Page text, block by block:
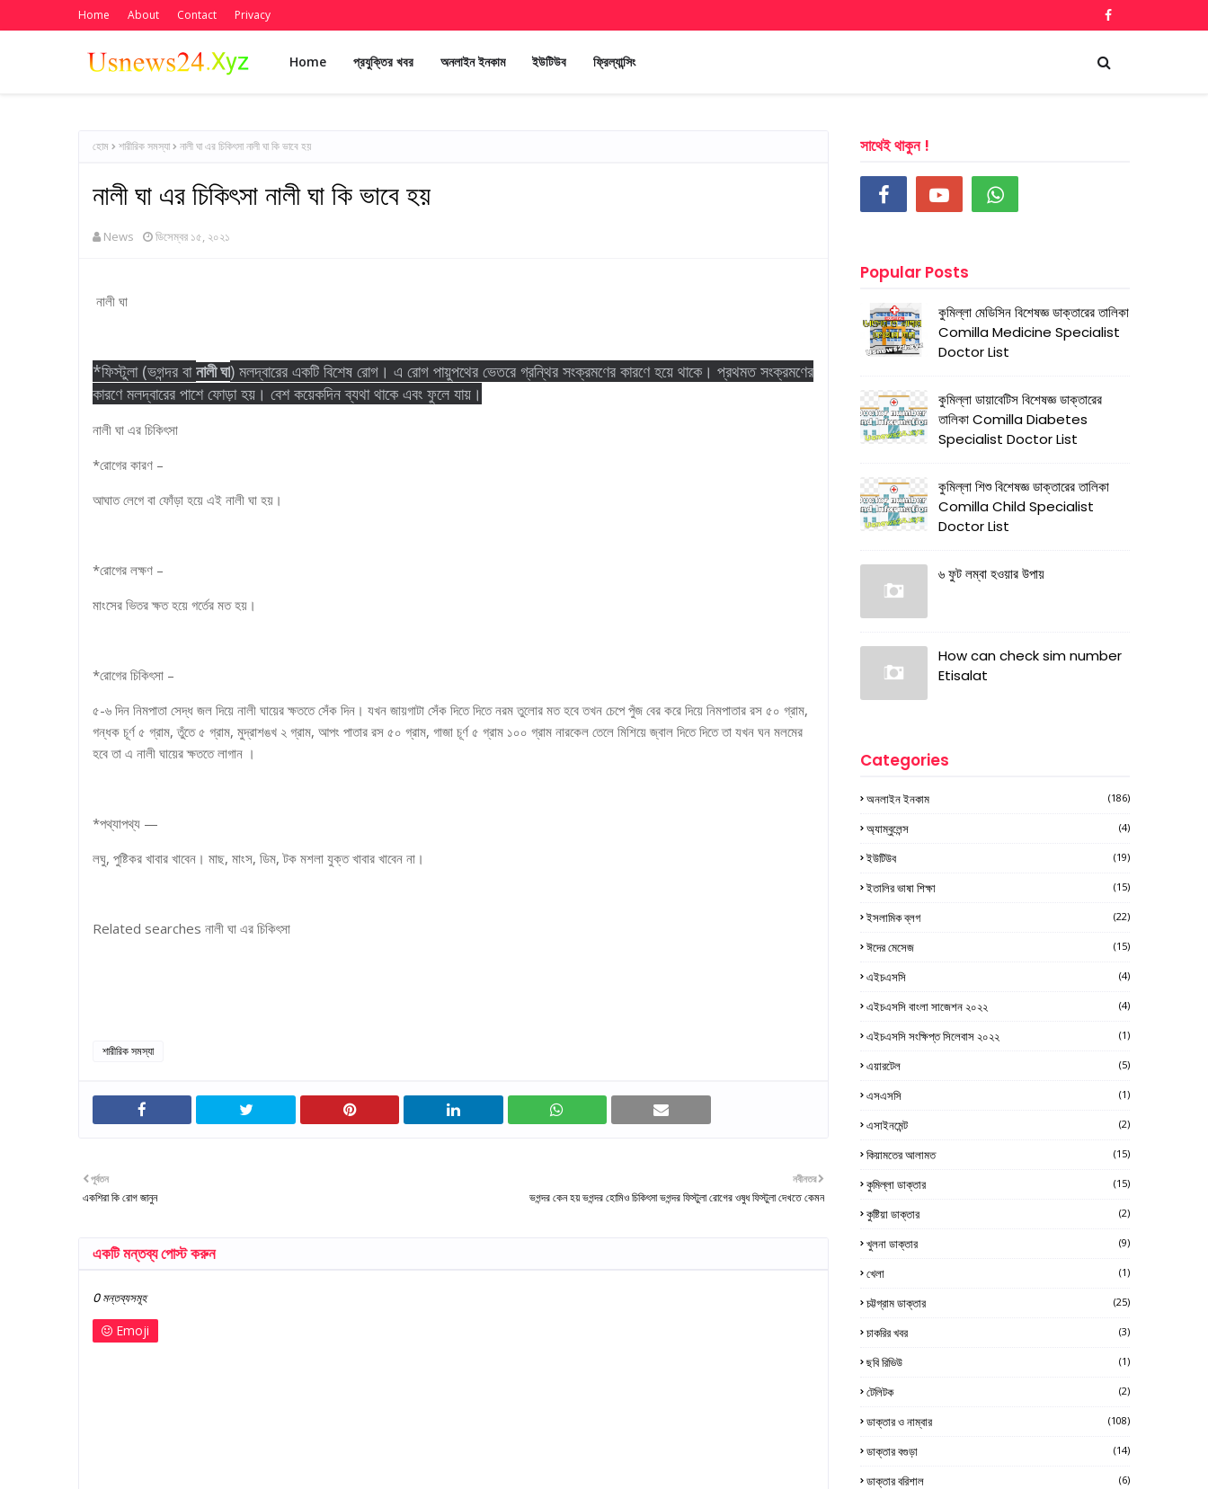
Home About Contact Privacy
Home প্রযুক্তির খবর অনলাইন ইনকাম ইউটিউব ফ্রিল্যান্সিং
হোম শারীরিক সমস্যা নালী ঘা এর চিকিৎসা নালী ঘা কি ভাবে হয়
নালী ঘা এর চিকিৎসা নালী ঘা কি ভাবে হয়
News ডিসেম্বর ১৫, ২০২১
নালী ঘা
*ফিস্টুলা (ভগন্দর বানালী ঘা) মলদ্বারের একটি বিশেষ রোগ। এ রোগ পায়ুপথের ভেতরে গ্রন্থির সংক্রমণের কারণে হয়ে থাকে। প্রথমত সংক্রমণের
কারণে মলদ্বারের পাশে ফোড়া হয়। বেশ কয়েকদিন ব্যথা থাকে এবং ফুলে যায়।
নালী ঘা এর চিকিৎসা
*রোগের কারণ –
আঘাত লেগে বা ফোঁড়া হয়ে এই নালী ঘা হয়।
*রোগের লক্ষণ –
মাংসের ভিতর ক্ষত হয়ে গর্তের মত হয়।
*রোগের চিকিৎসা –
৫-৬ দিন নিমপাতা সেদ্ধ জল দিয়ে নালী ঘায়ের ক্ষততে সেঁক দিন। যখন জায়গাটা সেঁক দিতে দিতে নরম তুলোর মত হবে তখন চেপে পুঁজ বের করে দিয়ে নিমপাতার রস ৫০ গ্রাম,
গন্ধক চূর্ণ ৫ গ্রাম, তুঁতে ৫ গ্রাম, মুদ্রাশঙখ ২ গ্রাম, আপং পাতার রস ৫০ গ্রাম, গাজা চূৰ্ণ ৫ গ্রাম ১০০ গ্রাম নারকেল তেলে মিশিয়ে জ্বাল দিতে দিতে তা যখন ঘন মলমের
হবে তা এ নালী ঘায়ের ক্ষততে লাগান ।
*পথ্যাপথ্য —
লঘু, পুষ্টিকর খাবার খাবেন। মাছ, মাংস, ডিম, টক মশলা যুক্ত খাবার খাবেন না।
Related searches নালী ঘা এর চিকিৎসা
শারীরিক সমস্যা
নবীনতর
ভগন্দর কেন হয় ভগন্দর হোমিও চিকিৎসা ভগন্দর ফিস্টুলা রোগের ওষুধ ফিস্টুলা দেখতে কেমন
পূর্বতন
একশিরা কি রোগ জানুন
একটি মন্তব্য পোস্ট করুন
0 মন্তব্যসমূহ
Emoji
সাথেই থাকুন !
Popular Posts
কুমিল্লা মেডিসিন বিশেষজ্ঞ ডাক্তারের তালিকা
Comilla Medicine Specialist
Doctor List
কুমিল্লা ডায়াবেটিস বিশেষজ্ঞ ডাক্তারের
তালিকা Comilla Diabetes
Specialist Doctor List
কুমিল্লা শিশু বিশেষজ্ঞ ডাক্তারের তালিকা
Comilla Child Specialist
Doctor List
৬ ফুট লম্বা হওয়ার উপায়
How can check sim number
Etisalat
Categories
অনলাইন ইনকাম (186)
অ্যাম্বুলেন্স (4)
ইউটিউব (19)
ইতালির ভাষা শিক্ষা (15)
ইসলামিক ব্লগ (22)
ঈদের মেসেজ (15)
এইচএসসি (4)
এইচএসসি বাংলা সাজেশন ২০২২ (4)
এইচএসসি সংক্ষিপ্ত সিলেবাস ২০২২ (1)
এয়ারটেল (5)
এসএসসি (1)
এসাইনমেন্ট (2)
কিয়ামতের আলামত (15)
কুমিল্লা ডাক্তার (15)
কুষ্টিয়া ডাক্তার (2)
খুলনা ডাক্তার (9)
খেলা (1)
চট্টগ্রাম ডাক্তার (25)
চাকরির খবর (3)
ছবি রিভিউ (1)
টেলিটক (2)
ডাক্তার ও নাম্বার (108)
ডাক্তার বগুড়া (14)
ডাক্তার বরিশাল (6)